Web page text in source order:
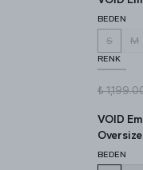
BEDEN
S M
RENK
₺
VOID
BEDEN